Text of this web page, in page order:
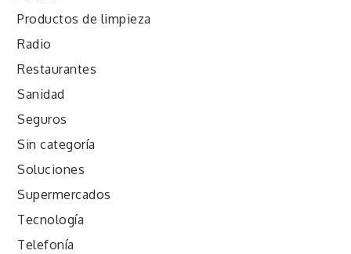
Productos de limpieza
Radio
Restaurantes
Sanidad
Seguros
Sin categoría
Soluciones
Supermercados
Tecnología
Telefonía